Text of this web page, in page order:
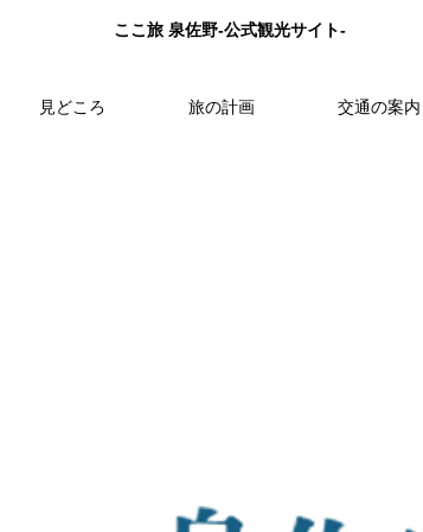
ここ旅 泉佐野-公式観光サイト-
見どころ 旅の計画 交通の案内